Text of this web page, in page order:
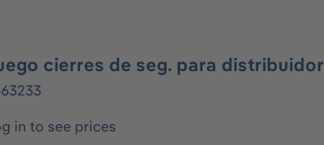
cierres de seg. para distribuidor
in to see prices